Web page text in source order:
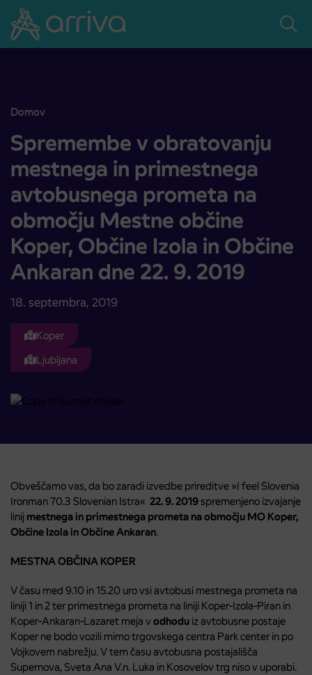
Skoči na vsebino
Domov
Spremembe v obratovanju mestnega in primestnega
Spremembe v obratovanju
mestnega in primestnega
avtobusnega prometa na
območju Mestne občine
Koper, Občine Izola in Občine
Ankaran dne 22. 9. 2019
18. septembra, 2019
Koper
Ljubljana
Obveščamo vas, da bo zaradi izvedbe prireditve »I feel Slovenia
Ironman 70.3 Slovenian Istra« 22. 9. 2019spremenjeno izvajanje
linij mestnega in primestnega prometa na območju MO Koper,
Občine Izola in Občine Ankaran.
MESTNA OBČINA KOPER
V času med 9.10 in 15.20 uro vsi avtobusi mestnega prometa na
liniji 1 in 2 ter primestnega prometa na liniji Koper-Izola-Piran in
Koper-Ankaran-Lazaret meja vodhodu iz avtobusne postaje
Koper ne bodo vozili mimo trgovskega centra Park center in po
Vojkovem nabrežju. V tem času avtobusna postajališča
Supernova, Sveta Ana V.n. Luka in Kosovelov trg niso v uporabi.